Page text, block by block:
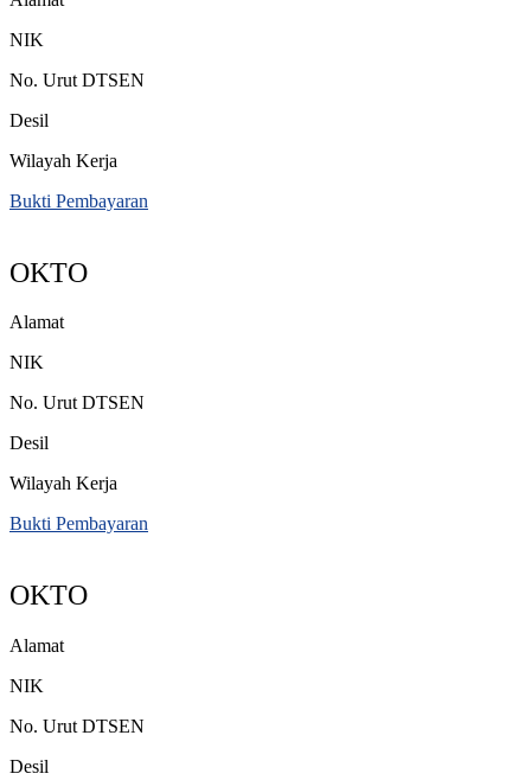
NIK
No. Urut DTSEN
Desil
Wilayah Kerja
Bukti Pembayaran
OKTO
Alamat
NIK
No. Urut DTSEN
Desil
Wilayah Kerja
Bukti Pembayaran
OKTO
Alamat
NIK
No. Urut DTSEN
Desil